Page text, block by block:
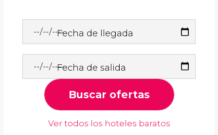
Fecha de llegada
Fecha de salida
Buscar ofertas
Ver todos los hoteles baratos